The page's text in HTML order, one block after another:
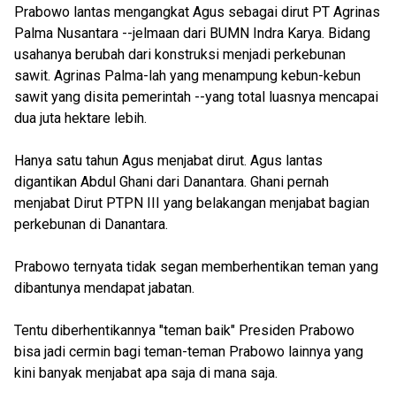
Prabowo lantas mengangkat Agus sebagai dirut PT Agrinas
Palma Nusantara --jelmaan dari BUMN Indra Karya. Bidang
usahanya berubah dari konstruksi menjadi perkebunan
sawit. Agrinas Palma-lah yang menampung kebun-kebun
sawit yang disita pemerintah --yang total luasnya mencapai
dua juta hektare lebih.
Hanya satu tahun Agus menjabat dirut. Agus lantas
digantikan Abdul Ghani dari Danantara. Ghani pernah
menjabat Dirut PTPN III yang belakangan menjabat bagian
perkebunan di Danantara.
Prabowo ternyata tidak segan memberhentikan teman yang
dibantunya mendapat jabatan.
Tentu diberhentikannya "teman baik" Presiden Prabowo
bisa jadi cermin bagi teman-teman Prabowo lainnya yang
kini banyak menjabat apa saja di mana saja.